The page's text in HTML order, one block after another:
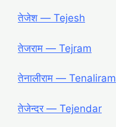
तेजेश ― Tejesh
तेजराम ― Tejram
तेनालीराम ― Tenaliram
तेजेन्दर ― Tejendar